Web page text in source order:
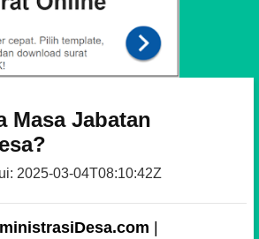
Masa Jabatan
2025-03-04T08:10:42Z
|